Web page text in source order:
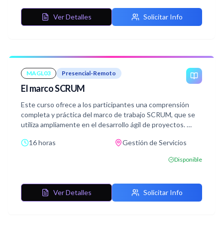
Ver Detalles Solicitar Info
MAGL03 Presencial-Remoto
El marco SCRUM
Este curso ofrece a los participantes una comprensión
completa y práctica del marco de trabajo SCRUM, que se
utiliza ampliamente en el desarrollo ágil de proyectos.
SCRUM es una metodología que permite a los equipos
adaptativa, especialmente en proyectos de desarrollo de
16 horas Gestión de Servicios
Disponible
Ver Detalles Solicitar Info